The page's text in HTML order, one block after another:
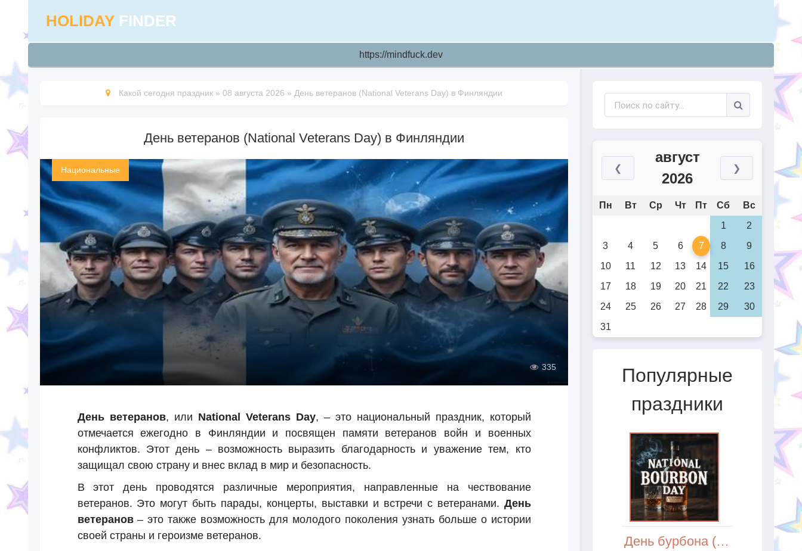
HOLIDAY FINDER
https://mindfuck.dev
Какой сегодня праздник » 08 августа 2026 » День ветеранов (National Veterans Day) в Финляндии
День ветеранов (National Veterans Day) в Финляндии
Национальные
335
День ветеранов, или National Veterans Day, – это национальный праздник, который
отмечается ежегодно в Финляндии и посвящен памяти ветеранов войн и военных
конфликтов. Этот день – возможность выразить благодарность и уважение тем, кто
защищал свою страну и внес вклад в мир и безопасность.
В этот день проводятся различные мероприятия, направленные на чествование
ветеранов. Это могут быть парады, концерты, выставки и встречи с ветеранами. День
ветеранов– это также возможность для молодого поколения узнать больше о истории
своей страны и героизме ветеранов.
❮
август
2026
❯
Пн Вт Ср Чт Пт Сб
Вс
1
2
3
4 5 6 7 8
9
10
11 12 13 14 15
16
17
18 19 20 21 22
23
24
25 26 27 28 29
30
31
Популярные
праздники
День бурбона (National Bourbon Day) в США